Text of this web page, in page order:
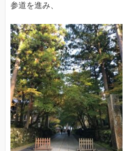
参道を進み、